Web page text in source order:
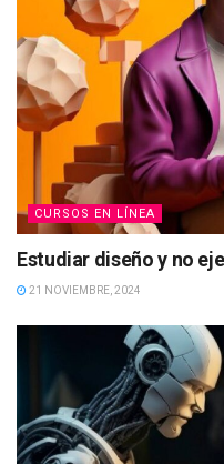
CURSOS EN LÍNEA
Estudiar diseño y no
21 NOVIEMBRE, 2024